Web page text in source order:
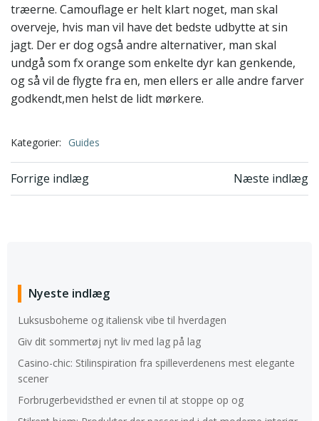
træerne. Camouflage er helt klart noget, man skal
overveje, hvis man vil have det bedste udbytte at sin
jagt. Der er dog også andre alternativer, man skal
undgå som fx orange som enkelte dyr kan genkende,
og så vil de flygte fra en, men ellers er alle andre farver
godkendt,men helst de lidt mørkere.
Kategorier: Guides
Indlægsnavigation
Forrige indlæg Næste indlæg
Nyeste indlæg
Luksusboheme og italiensk vibe til hverdagen
Giv dit sommertøj nyt liv med lag på lag
Casino-chic: Stilinspiration fra spilleverdenens mest elegante
scener
Forbrugerbevidsthed er evnen til at stoppe op og